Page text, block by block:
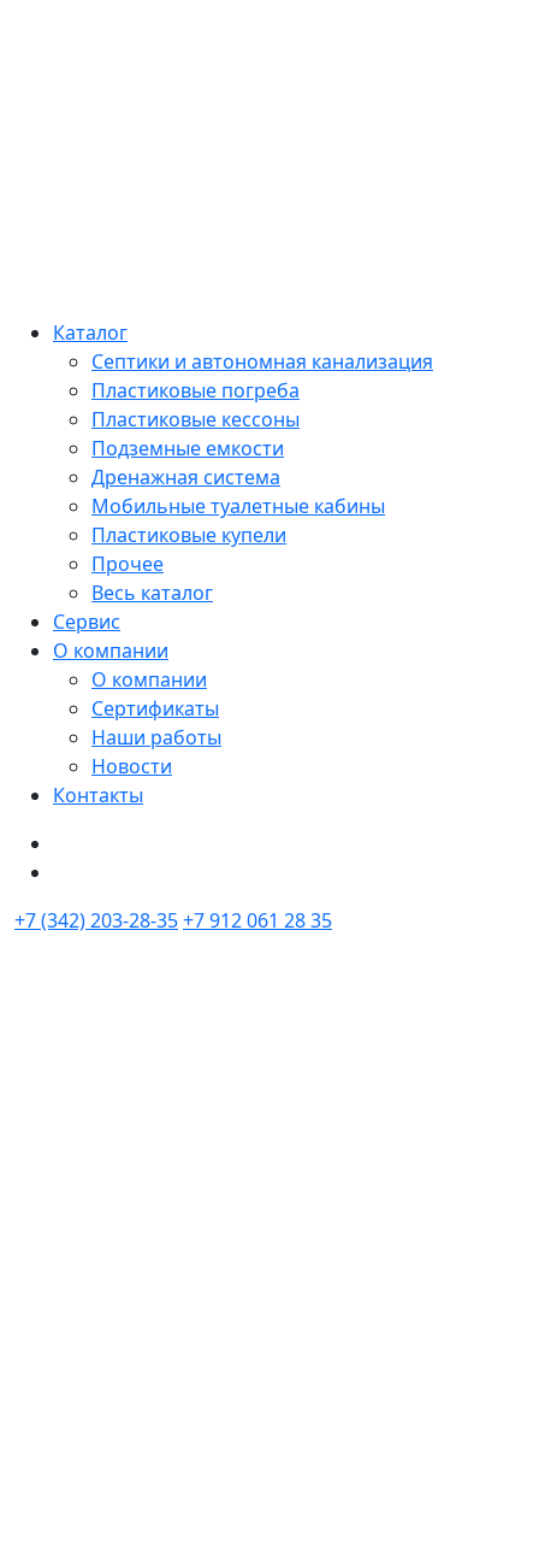
Каталог
Септики и автономная канализация
Пластиковые погреба
Пластиковые кессоны
Подземные емкости
Дренажная система
Мобильные туалетные кабины
Пластиковые купели
Прочее
Весь каталог
Сервис
О компании
О компании
Сертификаты
Наши работы
Новости
Контакты
+7 (342) 203-28-35+7 912 061 28 35